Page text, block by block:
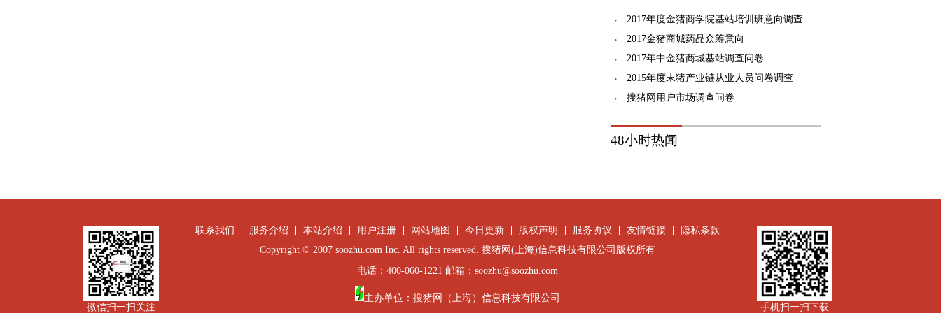
2017年度金猪商学院基站培训班意向调查
2017金猪商城药品众筹意向
2017年中金猪商城基站调查问卷
2015年度末猪产业链从业人员问卷调查
搜猪网用户市场调查问卷
48小时热闻
微信扫一扫关注
联系我们 服务介绍 本站介绍 用户注册 网站地图 今日更新 版权声明 服务协议 友情链接
隐私条款
Copyright © 2007 soozhu.com Inc. All rights reserved. 搜猪网(上海)信息科技有限公司版权所有
电话：400-060-1221 邮箱：soozhu@soozhu.com
主办单位：搜猪网（上海）信息科技有限公司
手机扫一扫下载